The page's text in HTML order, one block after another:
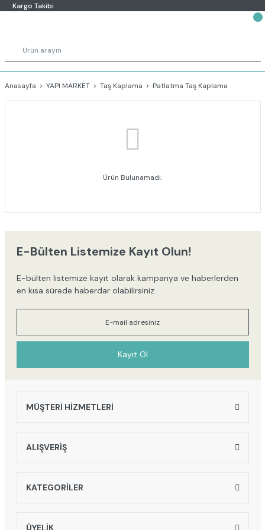
Kargo Takibi
Anasayfa YAPI MARKET Taş Kaplama Patlatma Taş Kaplama
Ürün Bulunamadı.
E-Bülten Listemize Kayıt Olun!
E-bülten listemize kayıt olarak kampanya ve haberlerden
en kısa sürede haberdar olabilirsiniz.
Kayıt Ol
MÜŞTERİ HİZMETLERİ
ALIŞVERİŞ
KATEGORİLER
ÜYELİK